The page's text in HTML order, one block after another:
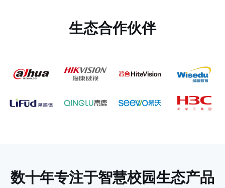
生态合作伙伴
数十年专注于智慧校园生态产品